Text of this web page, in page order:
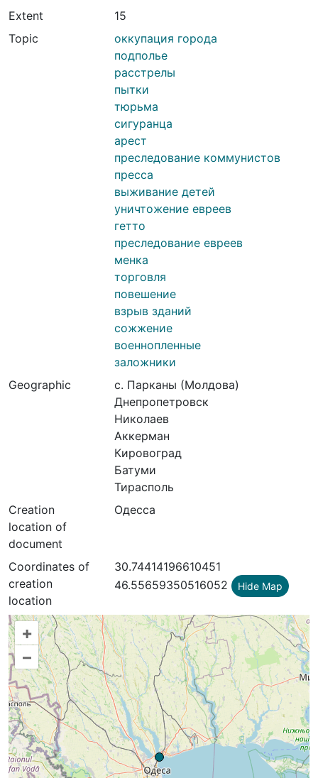
Extent
15
Topic
оккупация города
подполье
расстрелы
пытки
тюрьма
сигуранца
арест
преследование коммунистов
пресса
выживание детей
уничтожение евреев
гетто
преследование евреев
менка
торговля
повешение
взрыв зданий
сожжение
военнопленные
заложники
Geographic
с. Парканы (Молдова)
Днепропетровск
Николаев
Аккерман
Кировоград
Батуми
Тирасполь
Creation
location of
document
Одесса
Coordinates of
creation
location
30.74414196610451
46.55659350516052 Hide Map
+
–